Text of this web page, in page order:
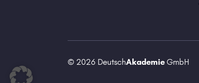
© 2026 DeutschAkademieGmbH